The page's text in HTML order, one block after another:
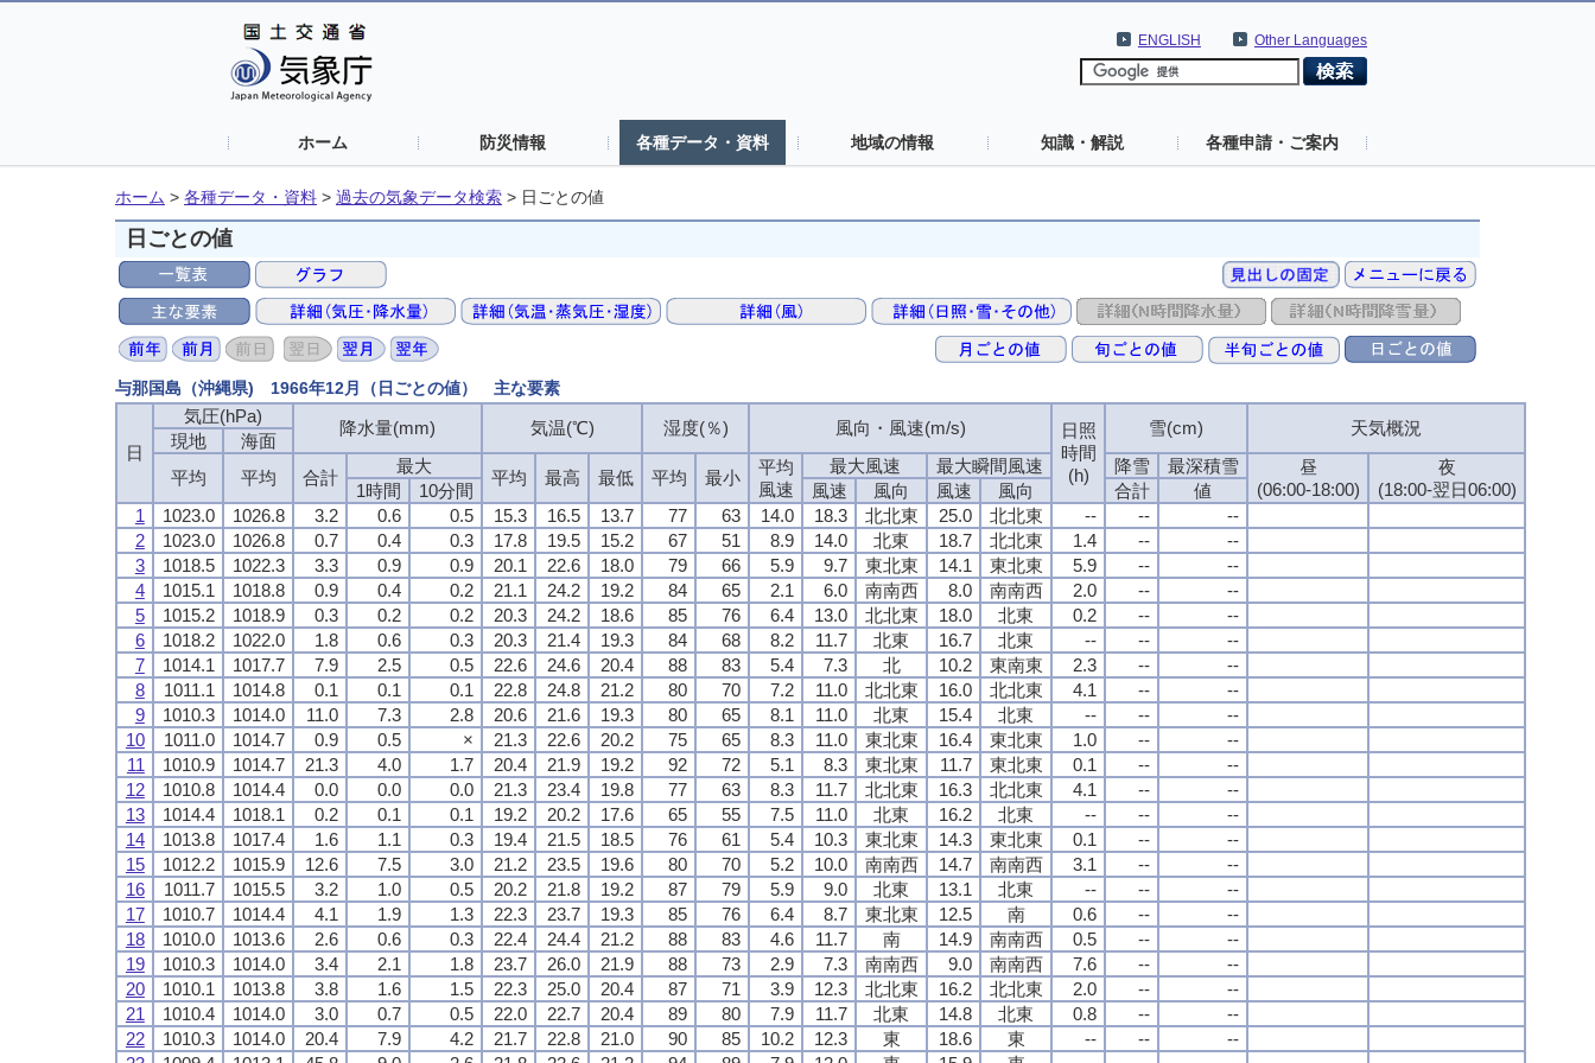
Other Languages
ENGLISH
ホーム 防災情報 各種データ・資料 地域の情報 知識・解説 各種申請・ご案内
ホーム > 各種データ・資料 > 過去の気象データ検索 > 日ごとの値
日ごとの値
与那国島（沖縄県) 1966年12月（日ごとの値） 主な要素
日
気圧(hPa)
降水量(mm) 気温(℃) 湿度(％) 風向・風速(m/s)
日照
時間
(h)
雪(cm) 天気概況
現地
海面
平均
平均 合計
最大
平均 最高 最低 平均 最小
平均
風速
最大風速 最大瞬間風速 降雪 最深積雪
昼
(06:00-18:00)
夜
(18:00-翌日06:00)
1時間 10分間 風速 風向 風速 風向 合計
値
1
1023.0 1026.8 3.2 0.6 0.5 15.3 16.5 13.7 77 63 14.0 18.3 北北東 25.0 北北東 -- --
--
2
1023.0 1026.8 0.7 0.4 0.3 17.8 19.5 15.2 67 51 8.9 14.0 北東 18.7 北北東 1.4 --
--
3
1018.5 1022.3 3.3 0.9 0.9 20.1 22.6 18.0 79 66 5.9 9.7 東北東 14.1 東北東 5.9 --
--
4
1015.1 1018.8 0.9 0.4 0.2 21.1 24.2 19.2 84 65 2.1 6.0 南南西 8.0 南南西 2.0 --
--
5
1015.2 1018.9 0.3 0.2 0.2 20.3 24.2 18.6 85 76 6.4 13.0 北北東 18.0 北東 0.2 --
--
6
1018.2 1022.0 1.8 0.6 0.3 20.3 21.4 19.3 84 68 8.2 11.7 北東 16.7 北東 -- --
--
7
1014.1 1017.7 7.9 2.5 0.5 22.6 24.6 20.4 88 83 5.4 7.3 北 10.2 東南東 2.3 --
--
8
1011.1 1014.8 0.1 0.1 0.1 22.8 24.8 21.2 80 70 7.2 11.0 北北東 16.0 北北東 4.1 --
--
9
1010.3 1014.0 11.0 7.3 2.8 20.6 21.6 19.3 80 65 8.1 11.0 北東 15.4 北東 -- --
--
10
1011.0 1014.7 0.9 0.5 × 21.3 22.6 20.2 75 65 8.3 11.0 東北東 16.4 東北東 1.0 --
--
11
1010.9 1014.7 21.3 4.0 1.7 20.4 21.9 19.2 92 72 5.1 8.3 東北東 11.7 東北東 0.1 --
--
12
1010.8 1014.4 0.0 0.0 0.0 21.3 23.4 19.8 77 63 8.3 11.7 北北東 16.3 北北東 4.1 --
--
13
1014.4 1018.1 0.2 0.1 0.1 19.2 20.2 17.6 65 55 7.5 11.0 北東 16.2 北東 -- --
--
14
1013.8 1017.4 1.6 1.1 0.3 19.4 21.5 18.5 76 61 5.4 10.3 東北東 14.3 東北東 0.1 --
--
15
1012.2 1015.9 12.6 7.5 3.0 21.2 23.5 19.6 80 70 5.2 10.0 南南西 14.7 南南西 3.1 --
--
16
1011.7 1015.5 3.2 1.0 0.5 20.2 21.8 19.2 87 79 5.9 9.0 北東 13.1 北東 -- --
--
17
1010.7 1014.4 4.1 1.9 1.3 22.3 23.7 19.3 85 76 6.4 8.7 東北東 12.5 南 0.6 --
--
18
1010.0 1013.6 2.6 0.6 0.3 22.4 24.4 21.2 88 83 4.6 11.7 南 14.9 南南西 0.5 --
--
19
1010.3 1014.0 3.4 2.1 1.8 23.7 26.0 21.9 88 73 2.9 7.3 南南西 9.0 南南西 7.6 --
--
20
1010.1 1013.8 3.8 1.6 1.5 22.3 25.0 20.4 87 71 3.9 12.3 北北東 16.2 北北東 2.0 --
--
21
1010.4 1014.0 3.0 0.7 0.5 22.0 22.7 20.4 89 80 7.9 11.7 北東 14.8 北東 0.8 --
--
22
1010.3 1014.0 20.4 7.9 4.2 21.7 22.8 21.0 90 85 10.2 12.3 東 18.6 東 -- --
--